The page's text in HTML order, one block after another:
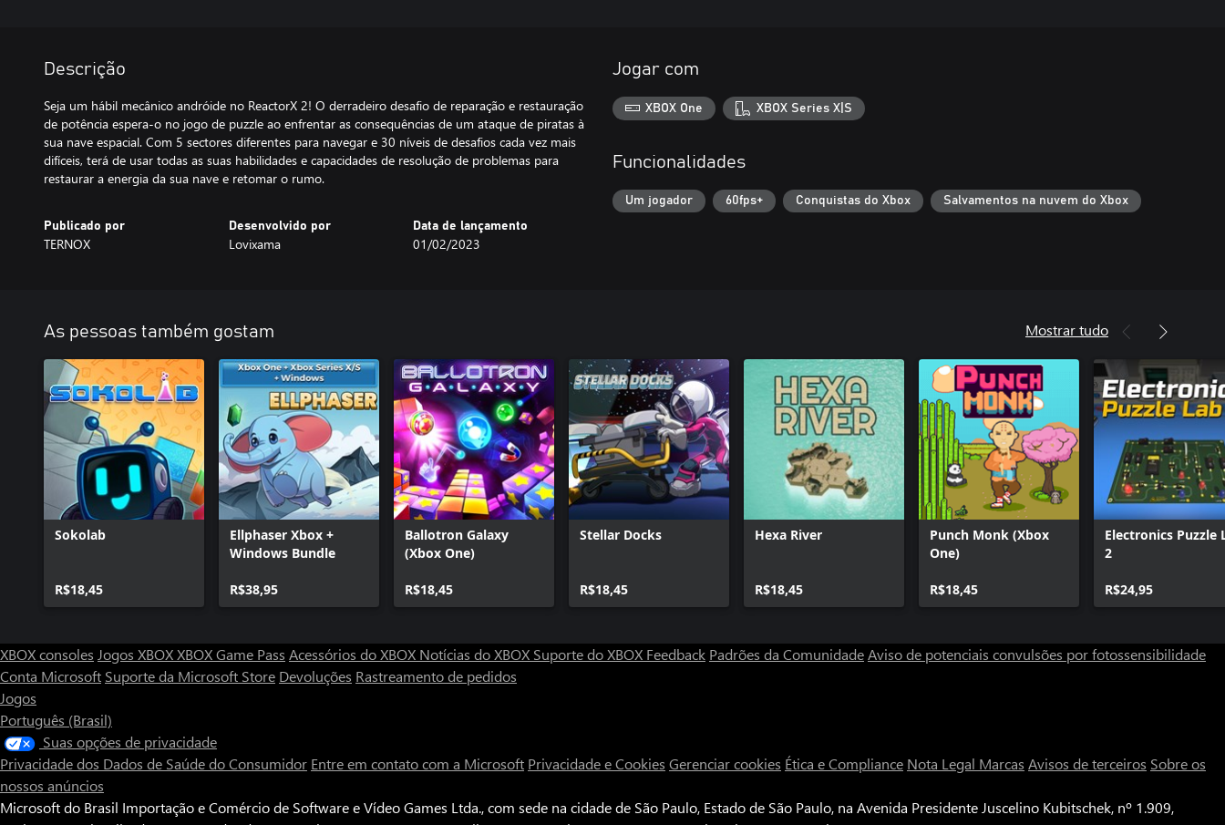
Descrição
Seja um hábil mecânico andróide no ReactorX 2! O derradeiro desafio de reparação e restauração
de potência espera-o no jogo de puzzle ao enfrentar as consequências de um ataque de piratas à
sua nave espacial. Com 5 sectores diferentes para navegar e 30 níveis de desafios cada vez mais
difíceis, terá de usar todas as suas habilidades e capacidades de resolução de problemas para
restaurar a energia da sua nave e retomar o rumo.
Publicado por
TERNOX
Desenvolvido por
Lovixama
Data de lançamento
01/02/2023
Jogar com
XBOX One XBOX Series X|S
Funcionalidades
Um jogador 60fps+ Conquistas do Xbox Salvamentos na nuvem do Xbox
As pessoas também gostam Mostrar tudo
Sokolab
R$18,45
Ellphaser Xbox +
Windows Bundle
R$38,95
Ballotron Galaxy
(Xbox One)
R$18,45
Stellar Docks
R$18,45
Hexa River
R$18,45
Punch Monk (Xbox
One)
R$18,45
Electronics Puzzle
2
R$24,95
XBOX consoles Jogos XBOXXBOX Game Pass Acessórios do XBOX Notícias do XBOX Suporte do XBOX Feedback Padrões da ComunidadeAviso de potenciais convulsões por fotossensibilidade
Conta Microsoft Suporte da Microsoft Store Devoluções Rastreamento de pedidos
Jogos
Português (Brasil)
Suas opções de privacidade
Privacidade dos Dados de Saúde do Consumidor Entre em contato com a Microsoft Privacidade e Cookies Gerenciar cookies Ética e Compliance Nota Legal Marcas Avisos de terceiros Sobre os
nossos anúncios
Microsoft do Brasil Importação e Comércio de Software e Vídeo Games Ltda., com sede na cidade de São Paulo, Estado de São Paulo, na Avenida Presidente Juscelino Kubitschek, nº 1.909,